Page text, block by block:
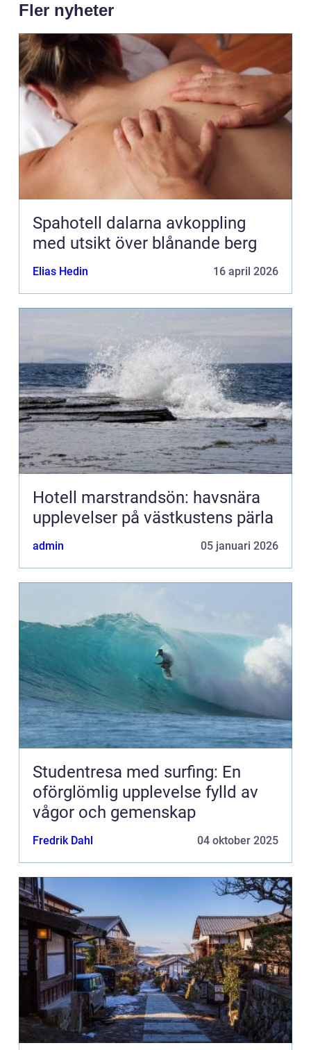
Fler nyheter
Spahotell dalarna avkoppling
med utsikt över blånande berg
Elias Hedin 16 april 2026
Hotell marstrandsön: havsnära
upplevelser på västkustens pärla
admin 05 januari 2026
Studentresa med surfing: En
oförglömlig upplevelse fylld av
vågor och gemenskap
Fredrik Dahl 04 oktober 2025